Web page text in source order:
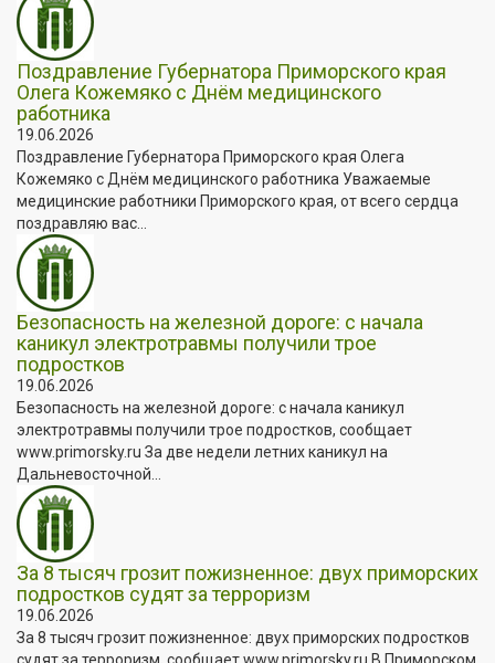
Поздравление Губернатора Приморского края
Олега Кожемяко с Днём медицинского
работника
19.06.2026
Поздравление Губернатора Приморского края Олега
Кожемяко с Днём медицинского работника Уважаемые
медицинские работники Приморского края, от всего сердца
поздравляю вас...
Безопасность на железной дороге: с начала
каникул электротравмы получили трое
подростков
19.06.2026
Безопасность на железной дороге: с начала каникул
электротравмы получили трое подростков, сообщает
www.primorsky.ru За две недели летних каникул на
Дальневосточной...
За 8 тысяч грозит пожизненное: двух приморских
подростков судят за терроризм
19.06.2026
За 8 тысяч грозит пожизненное: двух приморских подростков